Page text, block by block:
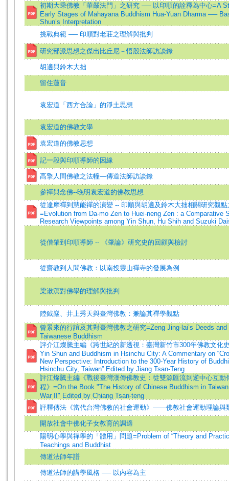
初期大乘佛教「華嚴法門」之研究 ── 以印順的詮釋為中心=A
Early Stages of Mahayana Buddhism Hua-Yuan Dharma ──
Shun’s Interpretation
挑戰典範 ── 印順對老莊之理解與批判
研究部派思想之傑出比丘尼－悟殷法師訪談錄
胡適與鈴木大拙
留住蓮音
袁宏道「西方合論」的淨土思想
袁宏道的佛教文學
袁宏道的佛教思想
記一段與印順導師的因緣
高擎人間佛教之法幢—傳道法師訪談錄
參禪與念佛--晚明袁宏道的佛教思想
從達摩禪到慧能禪的演變 -- 印順與胡適及鈴木大拙相關研究觀點
=Evolution from Da-mo Zen to Huei-neng Zen : a Comparative
Research Viewpoints among Yin Shun, Hu Shih and Suzuki
從僧肇到印順導師 -- 《肇論》研究史的回顧與檢討
從齋教到人間佛教：以南投靈山禪寺的發展為例
梁漱溟對佛學的理解與批判
陸鉞巖、井上秀天與臺灣佛教：兼論其禪學觀點
曾景來的行誼及其對臺灣佛教之研究=Zeng Jing-lai’s Deeds
Taiwanese Buddhism
評介江燦騰主編《跨世紀的新透視：臺灣新竹市300年佛教文化
Yin Shun and Buddhism in Hsinchu City: A Commentary on
New Perspective: Introduction to the 300-Year History of
Hsinchu City, Taiwan” Edited by Jiang Tsan-Teng
評江燦騰主編《戰後臺灣漢傳佛教史：從雙源匯流到逆中心互動
程》=On the Book "The History of Chinese Buddhism in
War II" Edited by Chiang Tsan-teng
評釋傳法《當代台灣佛教的社會運動》——佛教社會運動理論與
開放社會中佛化子女教育的調適
陽明心學與禪學的「體用」問題=Problem of “Theory and
Teachings and Buddhist
傳道法師年譜
傳道法師的講學風格 ── 以內容為主